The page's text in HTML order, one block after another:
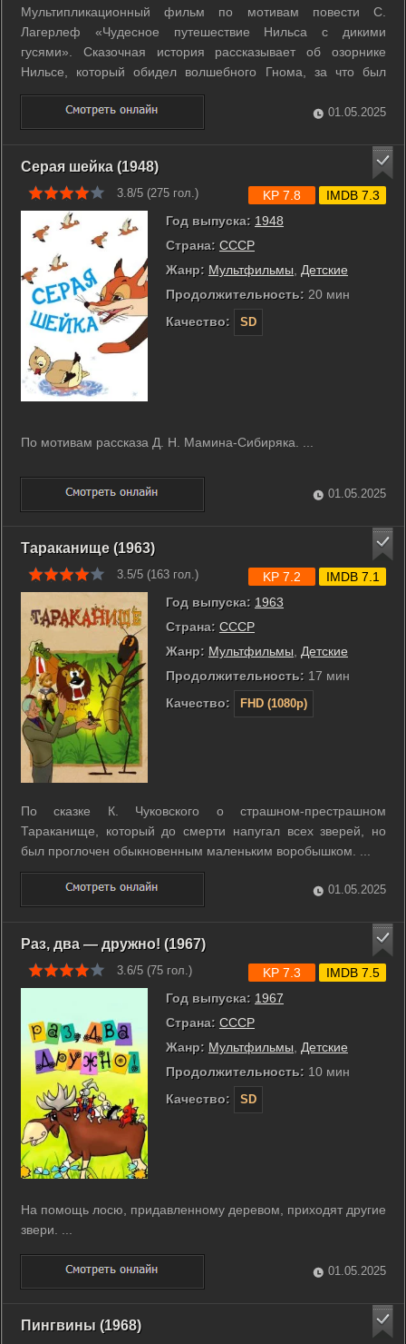
Мультипликационный фильм по мотивам повести С.
Лагерлеф «Чудесное путешествие Нильса с дикими
гусями». Сказочная история рассказывает об озорнике
Нильсе, который обидел волшебного Гнома, за что был
наказан: превращен в карлика и унесен гусями в
Лапландию. Много благородных поступков совершил
мальчик, прежде чем Гном снял с него чары. ...
01.05.2025
Серая шейка (1948)
3.8/5 (275 гол.)
Год выпуска: 1948
Страна: СССР
Жанр: Мультфильмы
Детские
Продолжительность: 20 мин
Качество:
SD
KP 7.8 IMDB 7.3
По мотивам рассказа Д. Н. Мамина-Сибиряка. ...
01.05.2025
Тараканище (1963)
3.5/5 (163 гол.)
Год выпуска: 1963
Страна: СССР
Жанр: Мультфильмы
Детские
Продолжительность: 17 мин
Качество:
FHD (1080p)
KP 7.2 IMDB 7.1
По сказке К. Чуковского о страшном-престрашном
Тараканище, который до смерти напугал всех зверей, но
был проглочен обыкновенным маленьким воробышком. ...
01.05.2025
Раз, два — дружно! (1967)
3.6/5 (75 гол.)
Год выпуска: 1967
Страна: СССР
Жанр: Мультфильмы
Детские
Продолжительность: 10 мин
Качество:
SD
KP 7.3 IMDB 7.5
На помощь лосю, придавленному деревом, приходят другие
звери. ...
01.05.2025
Пингвины (1968)